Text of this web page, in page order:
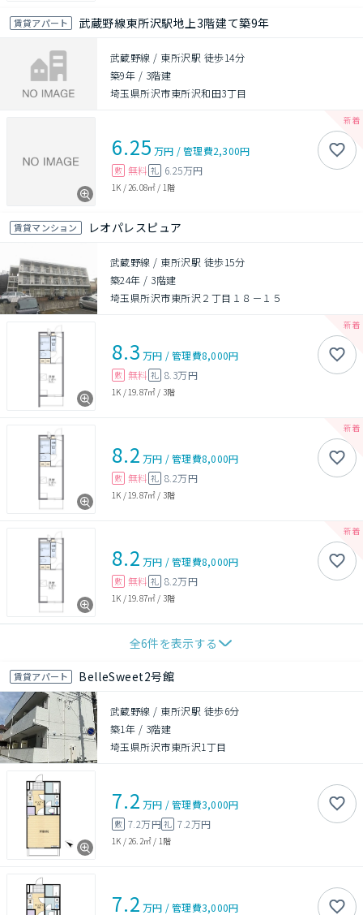
賃貸アパート 武蔵野線東所沢駅地上3階建て築9年
武蔵野線 / 東所沢駅 徒歩14分
築9年 / 3階建
埼玉県所沢市東所沢和田3丁目
6.25 万円 /管理費2,300円
敷 無料 礼 6.25万円
1K / 26.08㎡ / 1階
賃貸マンション レオパレスピュア
武蔵野線 / 東所沢駅 徒歩15分
築24年 / 3階建
埼玉県所沢市東所沢２丁目１８－１５
8.3 万円 /管理費8,000円
敷 無料 礼 8.3万円
1K / 19.87㎡ / 3階
8.2 万円 /管理費8,000円
敷 無料 礼 8.2万円
1K / 19.87㎡ / 3階
8.2 万円 /管理費8,000円
敷 無料 礼 8.2万円
1K / 19.87㎡ / 3階
全6件を表示する
賃貸アパート BelleSweet2号館
武蔵野線 / 東所沢駅 徒歩6分
築1年 / 3階建
埼玉県所沢市東所沢1丁目
7.2 万円 /管理費3,000円
敷 7.2万円礼 7.2万円
1K / 26.2㎡ / 1階
7.2 万円 /管理費3,000円